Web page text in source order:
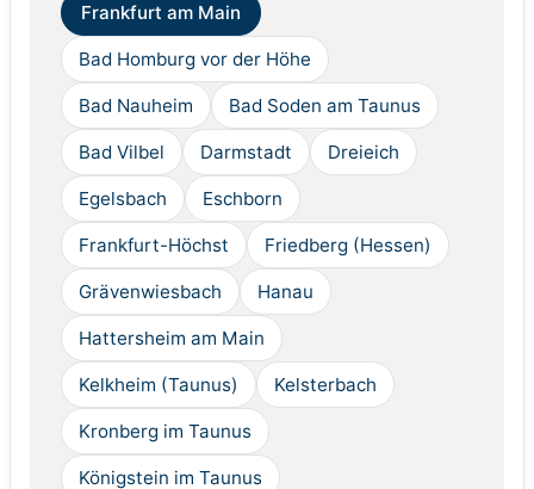
Frankfurt am Main
Bad Homburg vor der Höhe
Bad Nauheim Bad Soden am Taunus
Bad Vilbel Darmstadt Dreieich
Egelsbach Eschborn
Frankfurt-Höchst Friedberg (Hessen)
Grävenwiesbach Hanau
Hattersheim am Main
Kelkheim (Taunus) Kelsterbach
Kronberg im Taunus
Königstein im Taunus